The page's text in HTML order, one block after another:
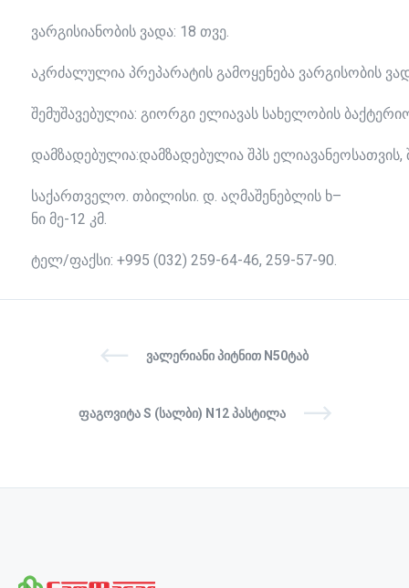
ვარგისიანობის ვადა: 18 თვე.
აკრძალულია პრეპარატის გამოყენება ვარგისობის
შემუშავებულია: გიორგი ელიავას სახელობის
დამზადებულია:დამზადებულია შპს ელიავანეოსათვის,
საქართველო. თბილისი. დ. აღმაშენებლის ხ–
ნი მე-12 კმ.
ტელ/ფაქსი: +995 (032) 259-64-46, 259-57-90.
ᲕᲐᲚᲔᲠᲘᲐᲜᲘ ᲞᲘᲢᲜᲘᲗ N50ᲢᲐᲑ
ᲤᲐᲒᲝᲕᲘᲢᲐ S (ᲡᲐᲚᲑᲘ) N12 ᲞᲐᲡᲢᲘᲚᲐ